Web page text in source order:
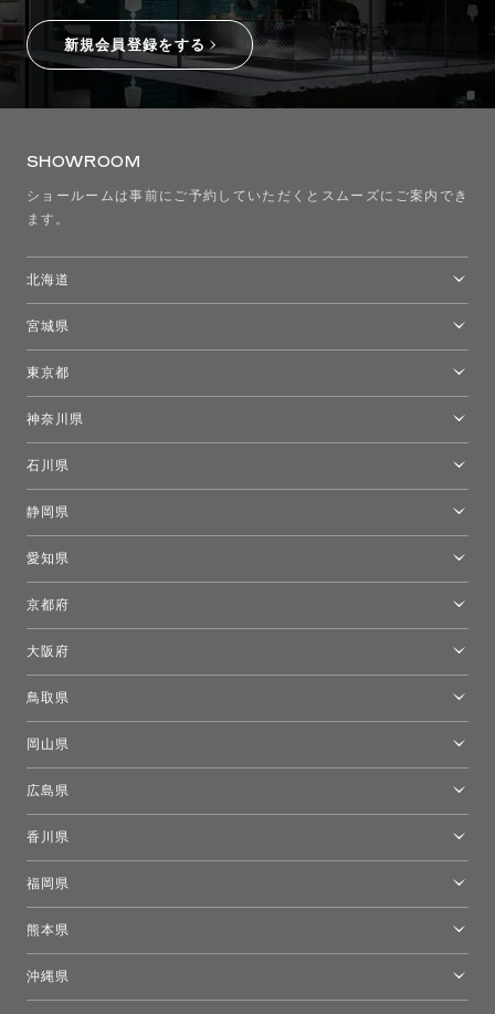
新規会員登録をする
SHOWROOM
ショールームは事前にご予約していただくとスムーズにご案内でき
ます。
北海道
宮城県
東京都
モーイ東京
キーブー東京
FLOS｜フロスデザインスペース青山
神奈川県
石川県
静岡県
愛知県
京都府
大阪府
鳥取県
岡山県
広島県
香川県
福岡県
熊本県
沖縄県